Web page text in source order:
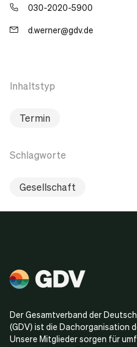
030-2020-5900
d.werner@gdv.de
Inhaltstyp
Termin
Schlagworte
Gesellschaft
Der Gesamtverband der
(GDV) ist die Dachorganisation
Unsere Mitglieder sorgen für